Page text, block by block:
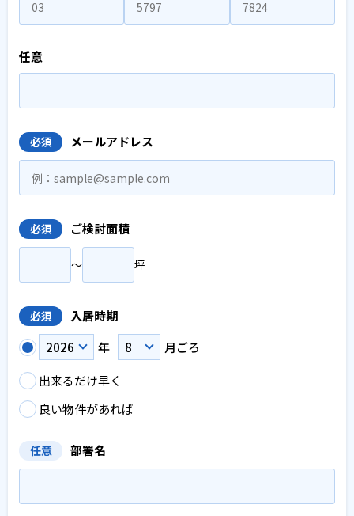
任意
必須 メールアドレス
必須 ご検討面積
〜 坪
必須
入居時期
年
月ごろ
出来るだけ早く
良い物件があれば
任意 部署名